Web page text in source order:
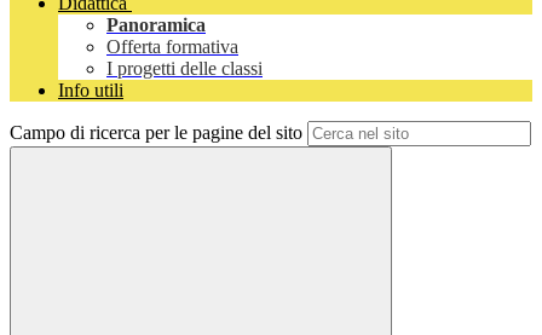
Panoramica
Offerta formativa
I progetti delle classi
Info utili
Campo di ricerca per le pagine del sito